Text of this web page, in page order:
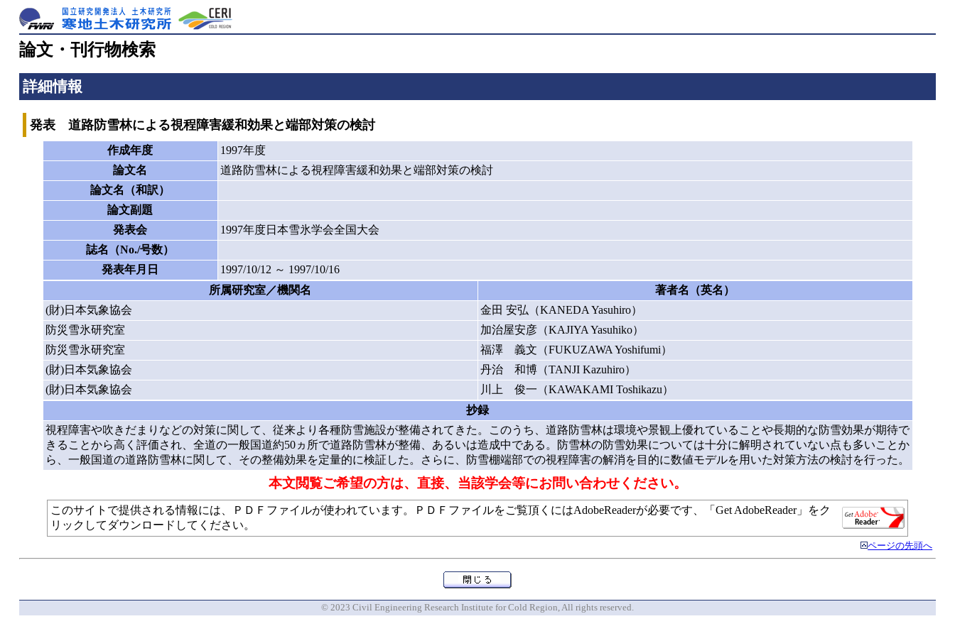
論文・刊行物検索
詳細情報
発表 道路防雪林による視程障害緩和効果と端部対策の検討
作成年度
1997年度
論文名
道路防雪林による視程障害緩和効果と端部対策の検討
論文名（和訳）
論文副題
発表会
1997年度日本雪氷学会全国大会
誌名（No./号数）
発表年月日
1997/10/12 ～ 1997/10/16
所属研究室／機関名
著者名（英名）
(財)日本気象協会
金田 安弘（KANEDA Yasuhiro）
防災雪氷研究室
加治屋安彦（KAJIYA Yasuhiko）
防災雪氷研究室
福澤 義文（FUKUZAWA Yoshifumi）
(財)日本気象協会
丹治 和博（TANJI Kazuhiro）
(財)日本気象協会
川上 俊一（KAWAKAMI Toshikazu）
抄録
視程障害や吹きだまりなどの対策に関して、従来より各種防雪施設が整備されてきた。このうち、道路防雪林は環境や景観上優れていることや長期的な防雪効果が期待で
きることから高く評価され、全道の一般国道約50ヵ所で道路防雪林が整備、あるいは造成中である。防雪林の防雪効果については十分に解明されていない点も多いことか
ら、一般国道の道路防雪林に関して、その整備効果を定量的に検証した。さらに、防雪棚端部での視程障害の解消を目的に数値モデルを用いた対策方法の検討を行った。
本文閲覧ご希望の方は、直接、当該学会等にお問い合わせください。
このサイトで提供される情報には、ＰＤＦファイルが使われています。ＰＤＦファイルをご覧頂くにはAdobeReaderが必要です、「Get AdobeReader」をク
リックしてダウンロードしてください。
ページの先頭へ
© 2023 Civil Engineering Research Institute for Cold Region, All rights reserved.